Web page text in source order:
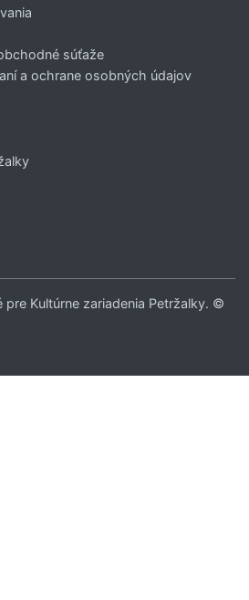
súťaže
a ochrane osobných údajov
Kultúrne zariadenia Petržalky. ©